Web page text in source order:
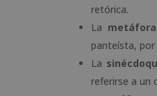
retórica.
La metáfora
panteísta,
La
referirse a un